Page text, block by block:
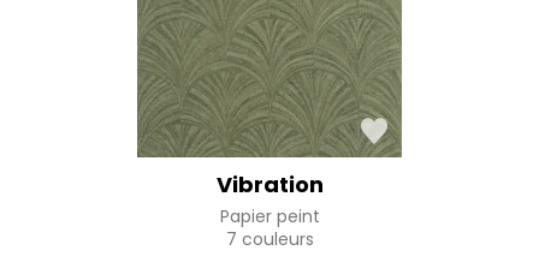
Vibration
Papier peint
7 couleurs